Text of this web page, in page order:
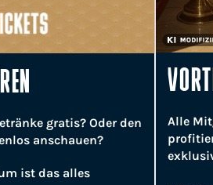
gratis? Oder den
anschauen?
ist das alles
Alle